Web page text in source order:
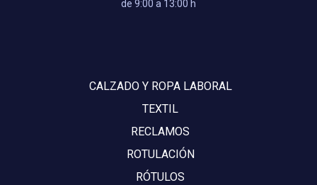
de 9:00 a 13:00 h
CALZADO Y ROPA LABORAL
TEXTIL
RECLAMOS
ROTULACIÓN
RÓTULOS